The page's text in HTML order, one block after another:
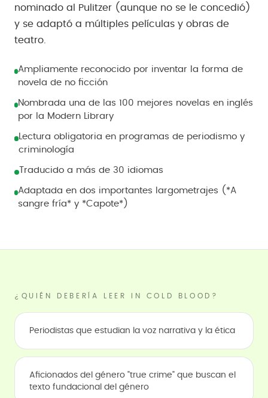
nominado al Pulitzer (aunque no se le concedió)
y se adaptó a múltiples películas y obras de
teatro.
Ampliamente reconocido por inventar la forma de
novela de no ficción
Nombrada una de las 100 mejores novelas en inglés
por la Modern Library
Lectura obligatoria en programas de periodismo y
criminología
Traducido a más de 30 idiomas
Adaptada en dos importantes largometrajes (*A
sangre fría* y *Capote*)
¿QUIÉN DEBERÍA LEER IN COLD BLOOD?
Periodistas que estudian la voz narrativa y la ética
Aficionados del género "true crime" que buscan el
texto fundacional del género